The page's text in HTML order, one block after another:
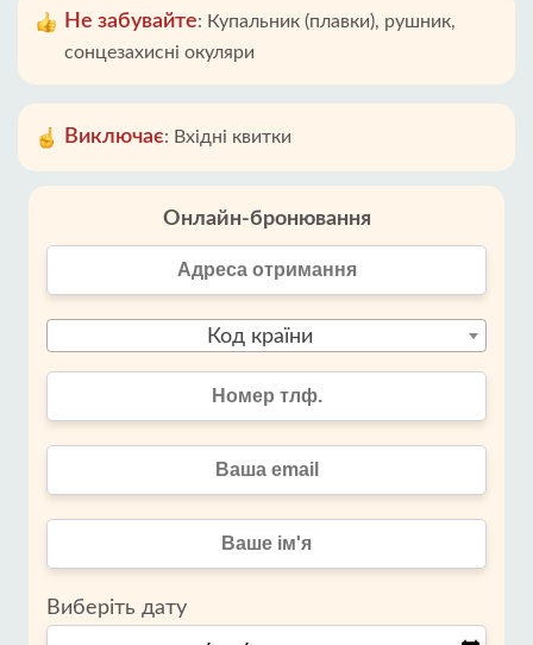
Не забувайте: Купальник (плавки), рушник,
сонцезахисні окуляри
Виключає: Вхідні квитки
Онлайн-бронювання
Код країни
Виберіть дату